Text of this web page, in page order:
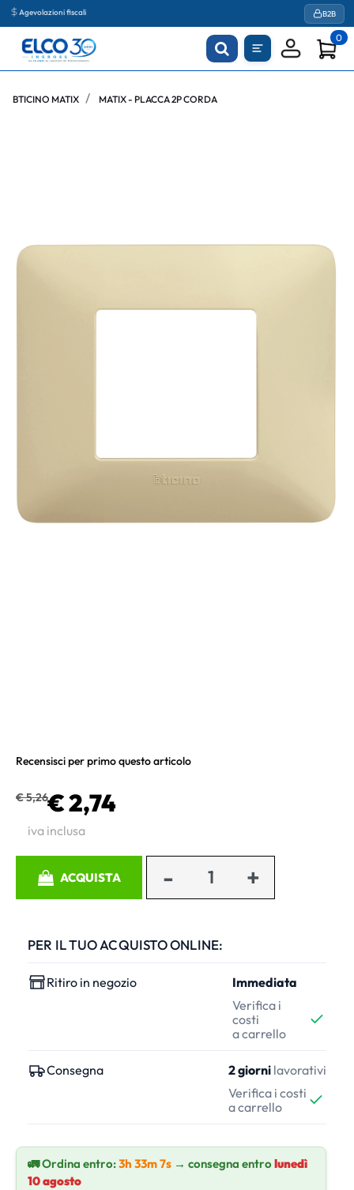
Agevolazioni fiscali B2B
0
BTICINO MATIX MATIX - PLACCA 2P CORDA
Recensisci per primo questo articolo
€ 5,26€ 2,74
iva inclusa
ACQUISTA
PER IL TUO ACQUISTO ONLINE:
Ritiro in negozio
Immediata
Verifica i
costi
a carrello
Consegna 2 giorni lavorativi
Verifica i costi
a carrello
🚛 Ordina entro:3h 33m 7s → consegna entrolunedì
10 agosto